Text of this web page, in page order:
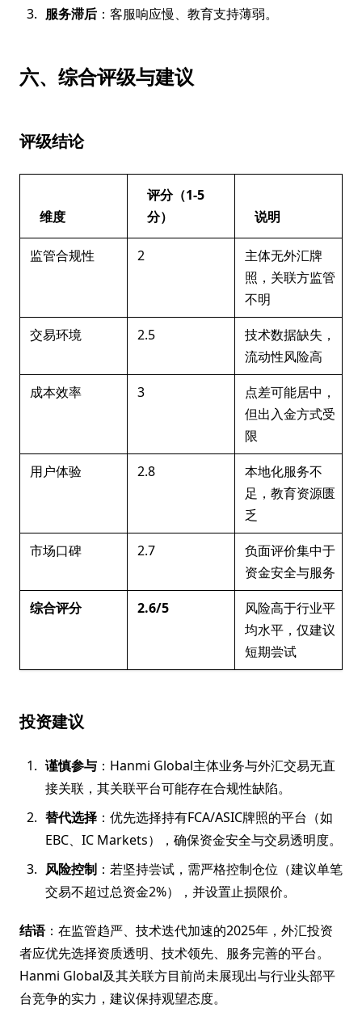
服务滞后 ：客服响应慢、教育支持薄弱。
六、综合评级与建议
评级结论
维度
评分（1-5
分）
说明
监管合规性 2
主体无外汇牌
照，关联方监管
不明
交易环境
2.5
技术数据缺失，
流动性风险高
成本效率
3
点差可能居中，
但出入金方式受
限
用户体验
2.8
本地化服务不
足，教育资源匮
乏
市场口碑
2.7
负面评价集中于
资金安全与服务
综合评分
2.6/5
风险高于行业平
均水平，仅建议
短期尝试
投资建议
谨慎参与 ：Hanmi Global主体业务与外汇交易无直
接关联，其关联平台可能存在合规性缺陷。
替代选择 ：优先选择持有FCA/ASIC牌照的平台（如
EBC、IC Markets），确保资金安全与交易透明度。
风险控制 ：若坚持尝试，需严格控制仓位（建议单笔
交易不超过总资金2%），并设置止损限价。
结语：在监管趋严、技术迭代加速的2025年，外汇投资
者应优先选择资质透明、技术领先、服务完善的平台。
Hanmi Global及其关联方目前尚未展现出与行业头部平
台竞争的实力，建议保持观望态度。